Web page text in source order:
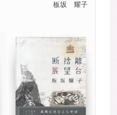
板坂 耀子